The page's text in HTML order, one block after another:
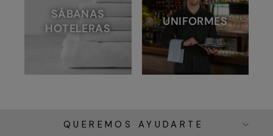
SÁBANAS
HOTELERAS
UNIFORMES
QUEREMOS AYUDARTE